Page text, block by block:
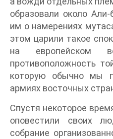
образовали около
им о намерениях
этом царили такое
на европейском
противоположность
которую обычно мы
армиях восточных
Спустя некоторое
оповестили своих
собрание